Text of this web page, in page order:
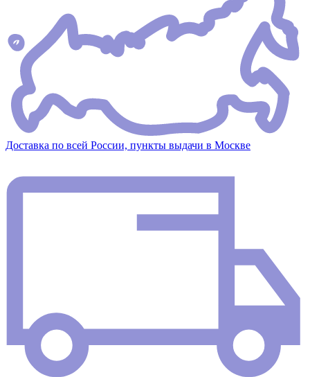
Доставка по всей России, пункты выдачи в Москве